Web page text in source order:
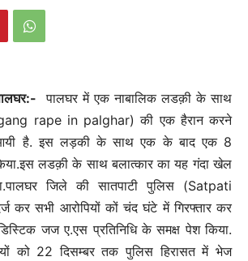
पालघर में एक नाबालिक लडक़ी के साथ
rape in palghar) की एक हैरान करने
आयी है. इस लड़की के साथ एक के बाद एक 8
लडक़ी के साथ बलात्कार का यह गंदा खेल
जिले की सातपाटी पुलिस (Satpati
कर सभी आरोपियों कों चंद घंटे में गिरफ्तार कर
जज ए.एस प्रतिनिधि के समक्ष पेश किया.
को 22 दिसम्बर तक पुलिस हिरासत में भेज